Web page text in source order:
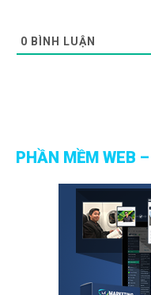
0 BÌNH LUẬN
PHẦN MỀM WEB